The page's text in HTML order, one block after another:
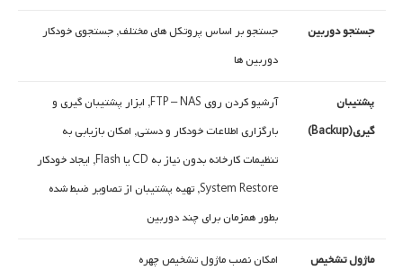
جستجو دوربین
جستجو بر اساس پروتکل های مختلف, جستجوی خودکار
دوربین ها
پشتیبان
گیری(Backup)
آرشیو کردن روی FTP – NAS, ابزار پشتیبان گیری و
بارگزاری اطلاعات خودکار و دستی, امکان بازیابی به
تنظیمات کارخانه بدون نیاز به CD یا Flash, ایجاد خودکار
System Restore, تهیه پشتیبان از تصاویر ضبط شده
بطور همزمان برای چند دوربین
ماژول تشخیص
امکان نصب ماژول تشخیص چهره